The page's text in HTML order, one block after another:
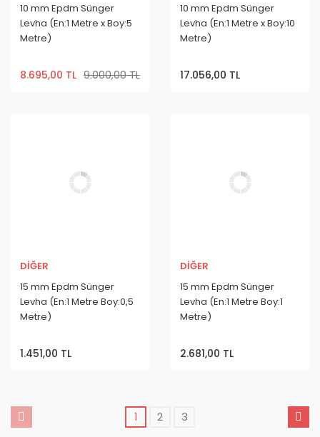
10 mm Epdm Sünger
Levha (En:1 Metre x Boy:5
Metre)
8.695,00 TL 9.000,00 TL
10 mm Epdm Sünger
Levha (En:1 Metre x Boy:10
Metre)
17.056,00 TL
DİĞER
15 mm Epdm Sünger
Levha (En:1 Metre Boy:0,5
Metre)
1.451,00 TL
DİĞER
15 mm Epdm Sünger
Levha (En:1 Metre Boy:1
Metre)
2.681,00 TL
1 2 3